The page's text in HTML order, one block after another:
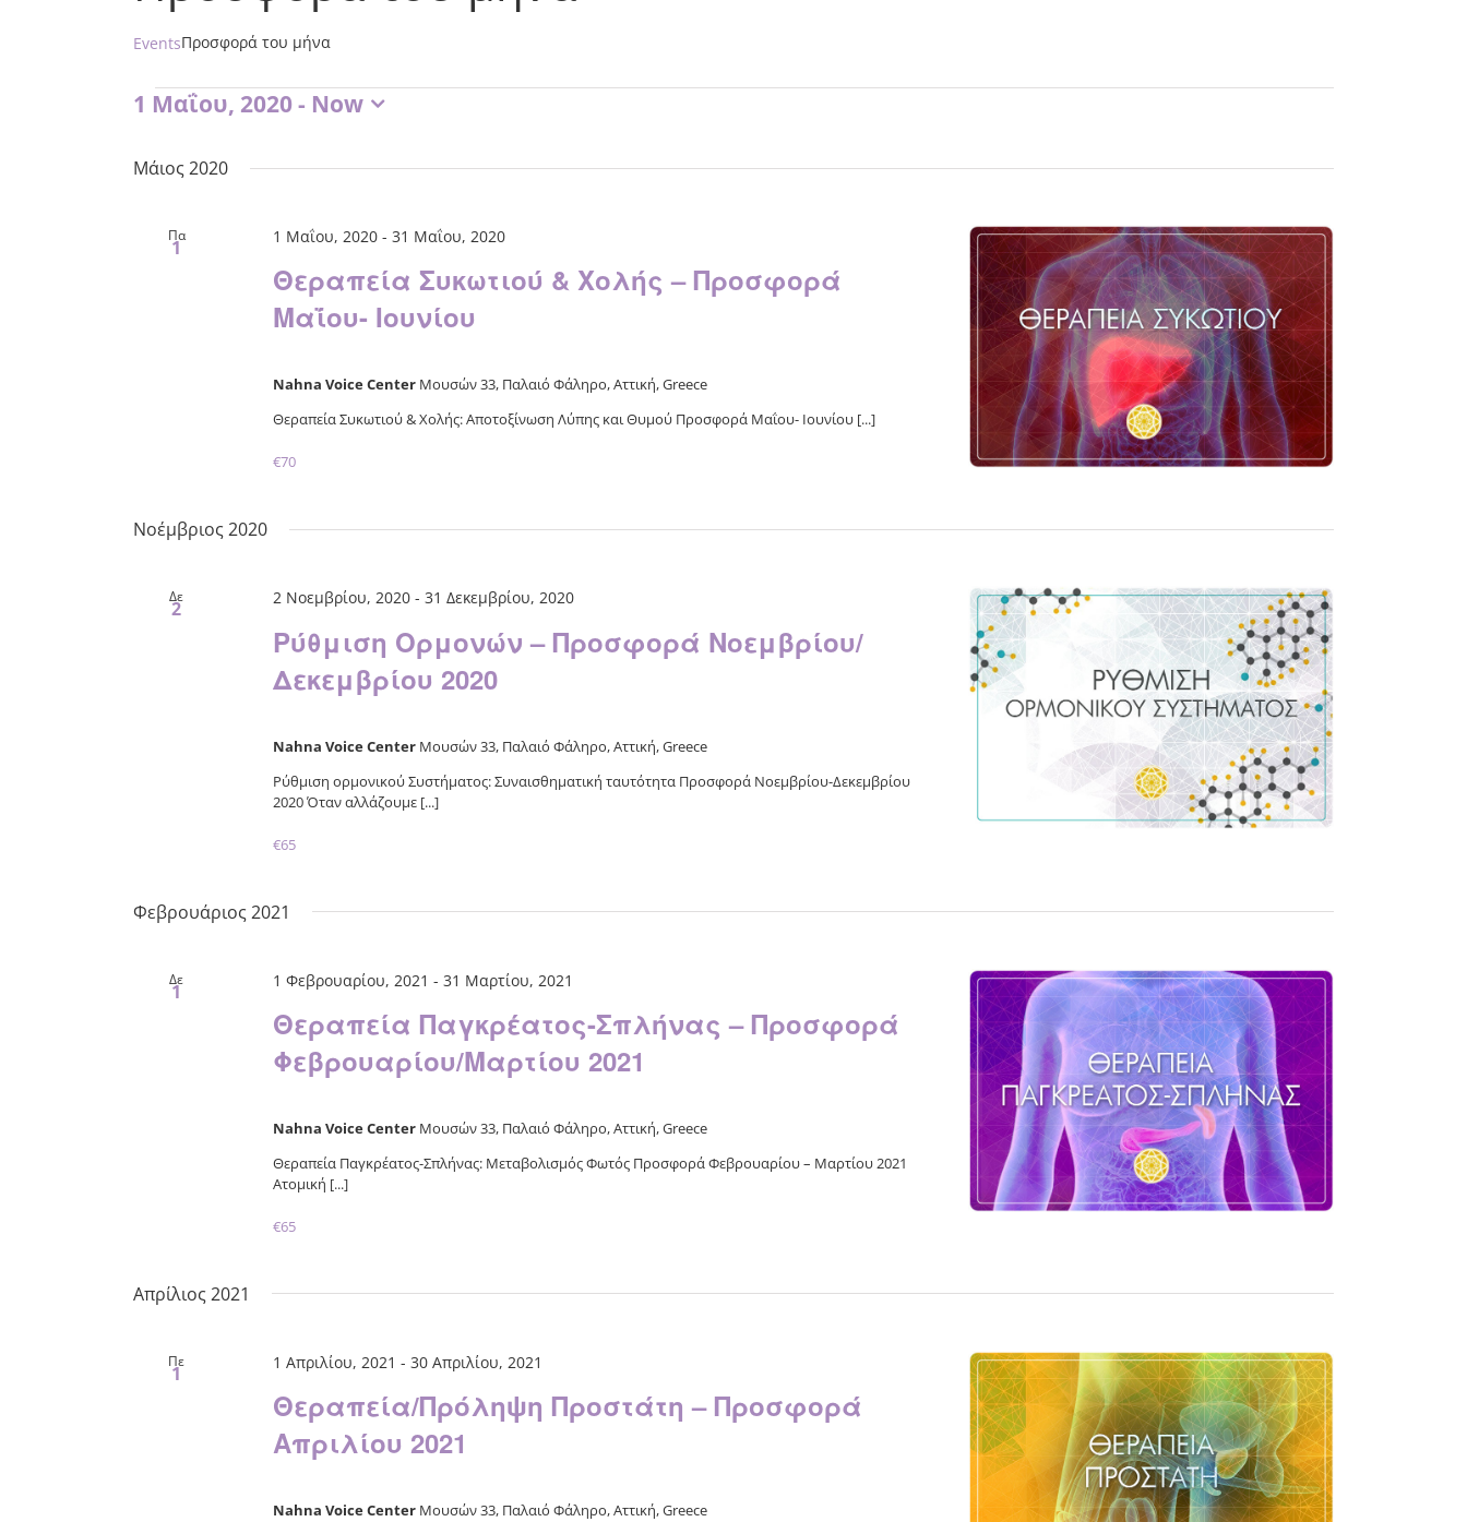
EventsΠροσφορά του μήνα
Events
1 Μαΐου, 2020 - Now
Μάιος 2020
Πα
1
Θεραπεία Συκωτιού & Χολής – Προσφορά
Μαΐου- Ιουνίου
1 Μαΐου, 2020- 31 Μαΐου, 2020
Nahna Voice Center Μουσών 33, Παλαιό Φάληρο, Αττική, Greece
Θεραπεία Συκωτιού & Χολής: Αποτοξίνωση Λύπης και Θυμού Προσφορά Μαΐου- Ιουνίου [...]
€70
Νοέμβριος 2020
Δε
2
Ρύθμιση Ορμονών – Προσφορά Νοεμβρίου/
Δεκεμβρίου 2020
2 Νοεμβρίου, 2020- 31 Δεκεμβρίου, 2020
Nahna Voice Center Μουσών 33, Παλαιό Φάληρο, Αττική, Greece
Ρύθμιση ορμονικού Συστήματος: Συναισθηματική ταυτότητα Προσφορά Νοεμβρίου-Δεκεμβρίου
2020 Όταν αλλάζουμε [...]
€65
Φεβρουάριος 2021
Δε
1
Θεραπεία Παγκρέατος-Σπλήνας – Προσφορά
Φεβρουαρίου/Μαρτίου 2021
1 Φεβρουαρίου, 2021 - 31 Μαρτίου, 2021
Nahna Voice Center Μουσών 33, Παλαιό Φάληρο, Αττική, Greece
Θεραπεία Παγκρέατος-Σπλήνας: Μεταβολισμός Φωτός Προσφορά Φεβρουαρίου – Μαρτίου 2021
Ατομική [...]
€65
Απρίλιος 2021
Πε
1
Θεραπεία/Πρόληψη Προστάτη – Προσφορά
Απριλίου 2021
1 Απριλίου, 2021 - 30 Απριλίου, 2021
Nahna Voice Center Μουσών 33, Παλαιό Φάληρο, Αττική, Greece